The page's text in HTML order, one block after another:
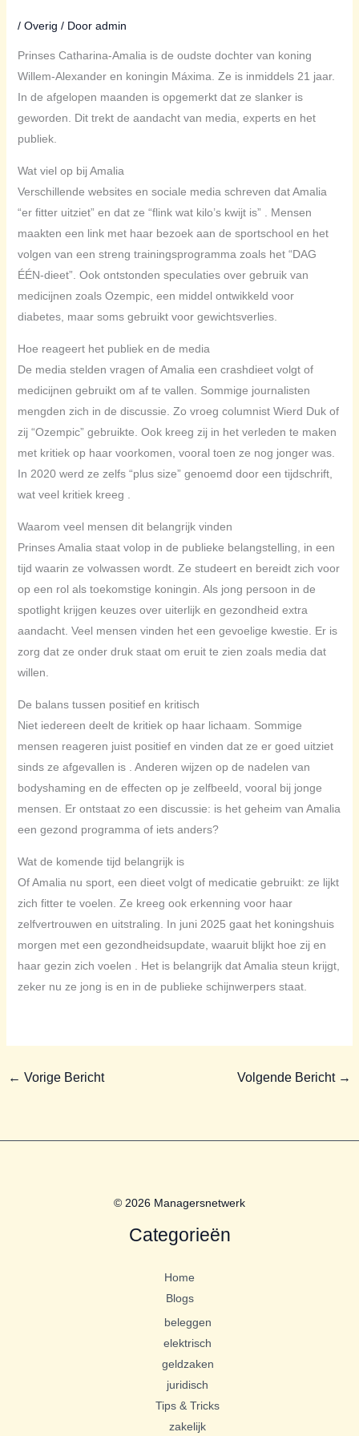
/ Overig / Door admin
Prinses Catharina-Amalia is de oudste dochter van koning
Willem-Alexander en koningin Máxima. Ze is inmiddels 21 jaar.
In de afgelopen maanden is opgemerkt dat ze slanker is
geworden. Dit trekt de aandacht van media, experts en het
publiek.
Wat viel op bij Amalia
Verschillende websites en sociale media schreven dat Amalia
“er fitter uitziet” en dat ze “flink wat kilo’s kwijt is” . Mensen
maakten een link met haar bezoek aan de sportschool en het
volgen van een streng trainingsprogramma zoals het “DAG
ÉÉN-dieet”. Ook ontstonden speculaties over gebruik van
medicijnen zoals Ozempic, een middel ontwikkeld voor
diabetes, maar soms gebruikt voor gewichtsverlies.
Hoe reageert het publiek en de media
De media stelden vragen of Amalia een crashdieet volgt of
medicijnen gebruikt om af te vallen. Sommige journalisten
mengden zich in de discussie. Zo vroeg columnist Wierd Duk of
zij “Ozempic” gebruikte. Ook kreeg zij in het verleden te maken
met kritiek op haar voorkomen, vooral toen ze nog jonger was.
In 2020 werd ze zelfs “plus size” genoemd door een tijdschrift,
wat veel kritiek kreeg .
Waarom veel mensen dit belangrijk vinden
Prinses Amalia staat volop in de publieke belangstelling, in een
tijd waarin ze volwassen wordt. Ze studeert en bereidt zich voor
op een rol als toekomstige koningin. Als jong persoon in de
spotlight krijgen keuzes over uiterlijk en gezondheid extra
aandacht. Veel mensen vinden het een gevoelige kwestie. Er is
zorg dat ze onder druk staat om eruit te zien zoals media dat
willen.
De balans tussen positief en kritisch
Niet iedereen deelt de kritiek op haar lichaam. Sommige
mensen reageren juist positief en vinden dat ze er goed uitziet
sinds ze afgevallen is . Anderen wijzen op de nadelen van
bodyshaming en de effecten op je zelfbeeld, vooral bij jonge
mensen. Er ontstaat zo een discussie: is het geheim van Amalia
een gezond programma of iets anders?
Wat de komende tijd belangrijk is
Of Amalia nu sport, een dieet volgt of medicatie gebruikt: ze lijkt
zich fitter te voelen. Ze kreeg ook erkenning voor haar
zelfvertrouwen en uitstraling. In juni 2025 gaat het koningshuis
morgen met een gezondheidsupdate, waaruit blijkt hoe zij en
haar gezin zich voelen . Het is belangrijk dat Amalia steun krijgt,
zeker nu ze jong is en in de publieke schijnwerpers staat.
← Vorige Bericht Volgende Bericht →
© 2026 Managersnetwerk
Categorieën
Home
Blogs
beleggen
elektrisch
geldzaken
juridisch
Tips & Tricks
zakelijk